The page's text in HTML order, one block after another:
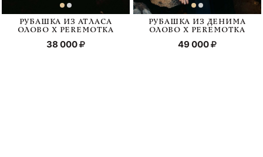
РУБАШКА ИЗ АТЛАСА
ОЛОВО Х PEREMOTKA
38 000
РУБАШКА ИЗ ДЕНИМА
ОЛОВО Х PEREMOTKA
49 000